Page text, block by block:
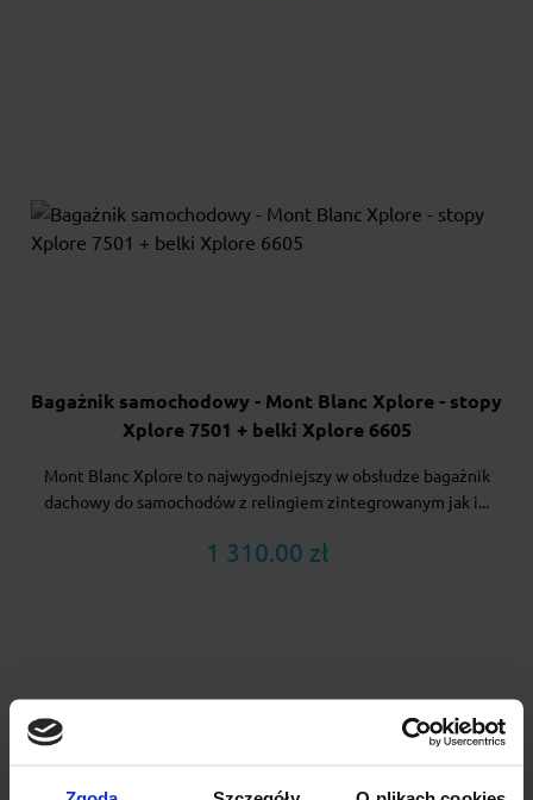
Bagażnik samochodowy - Mont Blanc Xplore - stopy
Xplore 7501 + belki Xplore 6605
Mont Blanc Xplore to najwygodniejszy w obsłudze bagażnik
dachowy do samochodów z relingiem zintegrowanym jak i...
1 310.00 zł